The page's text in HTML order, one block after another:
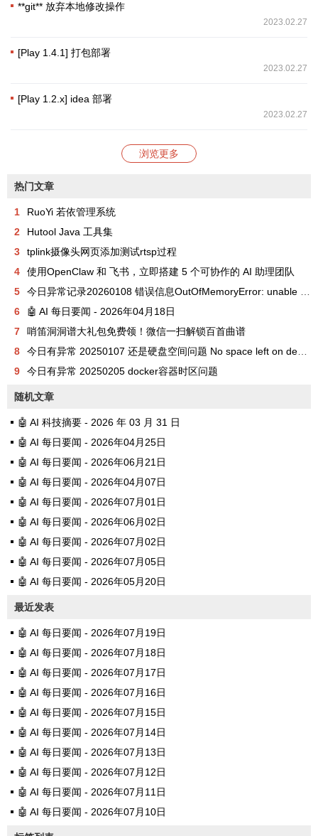
**git** 放弃本地修改操作
2023.02.27
[Play 1.4.1] 打包部署
2023.02.27
[Play 1.2.x] idea 部署
2023.02.27
浏览更多
热门文章
1
RuoYi 若依管理系统
2
Hutool Java 工具集
3
tplink摄像头网页添加测试rtsp过程
4
使用OpenClaw 和 飞书，立即搭建 5 个可协作的 AI 助理团队
5
今日异常记录20260108 错误信息OutOfMemoryError: unable to create new native thread
6
🤖 AI 每日要闻 - 2026年04月18日
7
哨笛洞洞谱大礼包免费领！微信一扫解锁百首曲谱
8
今日有异常 20250107 还是硬盘空间问题 No space left on device
9
今日有异常 20250205 docker容器时区问题
随机文章
🤖 AI 科技摘要 - 2026 年 03 月 31 日
🤖 AI 每日要闻 - 2026年04月25日
🤖 AI 每日要闻 - 2026年06月21日
🤖 AI 每日要闻 - 2026年04月07日
🤖 AI 每日要闻 - 2026年07月01日
🤖 AI 每日要闻 - 2026年06月02日
🤖 AI 每日要闻 - 2026年07月02日
🤖 AI 每日要闻 - 2026年07月05日
🤖 AI 每日要闻 - 2026年05月20日
最近发表
🤖 AI 每日要闻 - 2026年07月19日
🤖 AI 每日要闻 - 2026年07月18日
🤖 AI 每日要闻 - 2026年07月17日
🤖 AI 每日要闻 - 2026年07月16日
🤖 AI 每日要闻 - 2026年07月15日
🤖 AI 每日要闻 - 2026年07月14日
🤖 AI 每日要闻 - 2026年07月13日
🤖 AI 每日要闻 - 2026年07月12日
🤖 AI 每日要闻 - 2026年07月11日
🤖 AI 每日要闻 - 2026年07月10日